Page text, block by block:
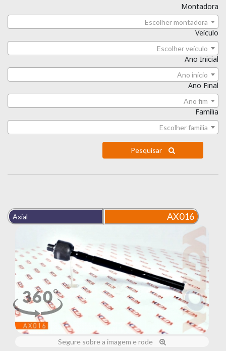
Montadora
Escolher montadora
Veículo
Escolher veículo
Ano Inicial
Ano início
Ano Final
Ano fim
Família
Escolher família
Pesquisar
Axial AX016
Segure sobre a imagem e rode